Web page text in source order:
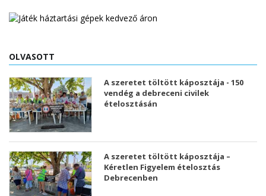
OLVASOTT
A szeretet töltött káposztája - 150
vendég a debreceni civilek
ételosztásán
A szeretet töltött káposztája –
Kéretlen Figyelem ételosztás
Debrecenben